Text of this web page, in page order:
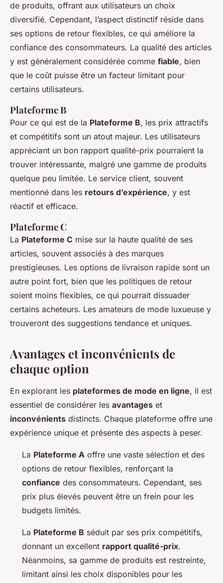
de produits, offrant aux utilisateurs un choix
diversifié. Cependant, l’aspect distinctif réside dans
ses options de retour flexibles, ce qui améliore la
confiance des consommateurs. La qualité des articles
y est généralement considérée comme fiable, bien
que le coût puisse être un facteur limitant pour
certains utilisateurs.
Plateforme B
Pour ce qui est de la Plateforme B, les prix attractifs
et compétitifs sont un atout majeur. Les utilisateurs
appréciant un bon rapport qualité-prix pourraient la
trouver intéressante, malgré une gamme de produits
quelque peu limitée. Le service client, souvent
mentionné dans les retours d’expérience, y est
réactif et efficace.
Plateforme C
La Plateforme C mise sur la haute qualité de ses
articles, souvent associés à des marques
prestigieuses. Les options de livraison rapide sont un
autre point fort, bien que les politiques de retour
soient moins flexibles, ce qui pourrait dissuader
certains acheteurs. Les amateurs de mode luxueuse y
trouveront des suggestions tendance et uniques.
Avantages et inconvénients de
chaque option
En explorant les plateformes de mode en ligne, il est
essentiel de considérer les avantages et
inconvénients distincts. Chaque plateforme offre une
expérience unique et présente des aspects à peser.
La Plateforme A offre une vaste sélection et des
options de retour flexibles, renforçant la
confiance des consommateurs. Cependant, ses
prix plus élevés peuvent être un frein pour les
budgets limités.
La Plateforme B séduit par ses prix compétitifs,
donnant un excellent rapport qualité-prix.
Néanmoins, sa gamme de produits est restreinte,
limitant ainsi les choix disponibles pour les